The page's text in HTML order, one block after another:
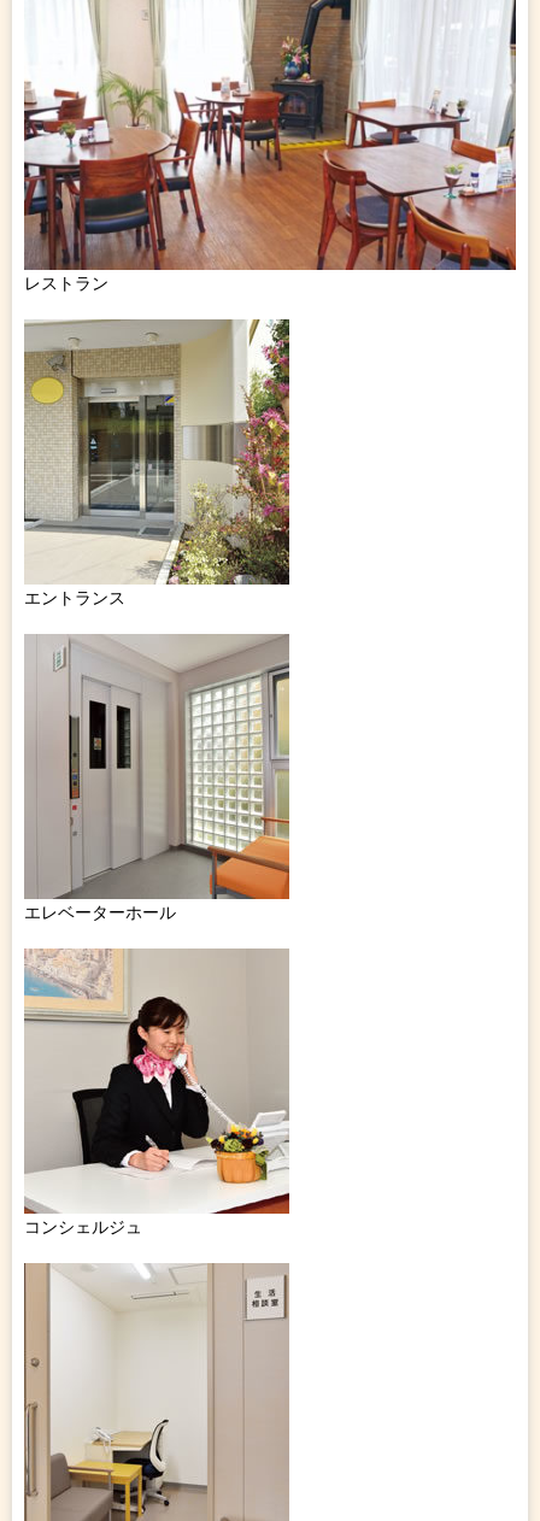
レストラン
エントランス
エレベーターホール
コンシェルジュ